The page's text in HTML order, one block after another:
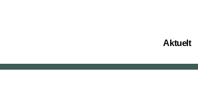
Aktuelt
(current)